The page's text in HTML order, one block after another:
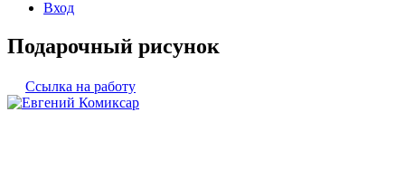
Вход
Подарочный рисунок
Ссылка на работу